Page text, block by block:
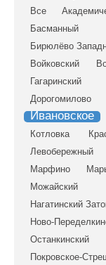
Все
Басманный
Бирюлёво
Войковский
Гагаринский
Дорогомилово
Ивановское
Котловка
Левобережный
Марфино
Можайский
Нагатинский
Ново-
Останкинский
Покровское-